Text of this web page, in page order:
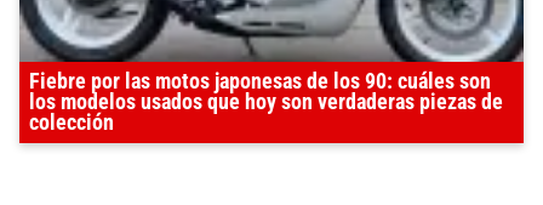
Fiebre por las motos japonesas de los 90: cuáles son
los modelos usados que hoy son verdaderas piezas de
colección